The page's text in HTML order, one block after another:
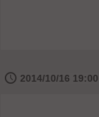
🕔 2014/10/16 19:00